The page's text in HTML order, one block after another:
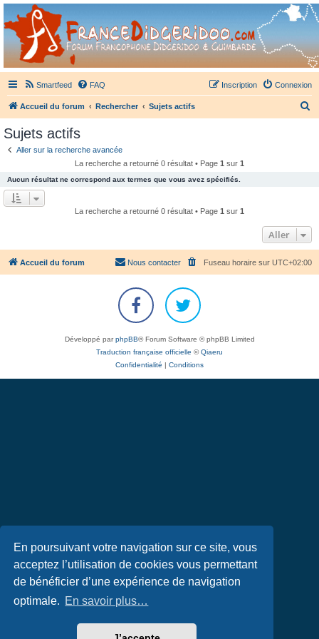
En poursuivant votre navigation sur ce site, vous
acceptez l’utilisation de cookies vous permettant
de bénéficier d’une expérience de navigation
optimale. En savoir plus…
France Didgeridoo
Didgeridoo et Guimbarde sur France Didgeridoo - retrouvez la communauté.
Smartfeed FAQ Connexion
Inscription
Accueil du forum Rechercher Sujets actifs
h
e
r
Sujets actifs
Aller sur la recherche avancée
La recherche a retourné 0 résultat • Page 1 sur 1
Aucun résultat ne correspond aux termes que vous avez spécifiés.
La recherche a retourné 0 résultat • Page 1 sur 1
Aller
Accueil du forum Fuseau horaire sur UTC+02:00
Nous contacter
Développé parphpBB® Forum Software © phpBB Limited
Traduction française officielle ©Qiaeru
Confidentialité | Conditions